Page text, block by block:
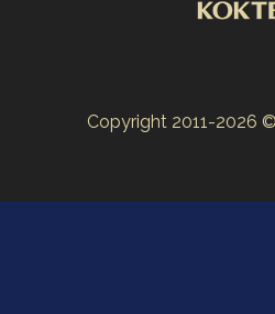
Copyright 2011-2026